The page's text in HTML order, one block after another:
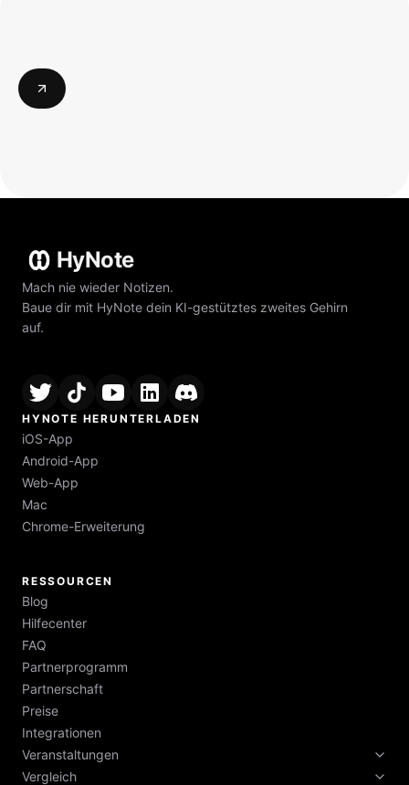
HyNote
Mach nie wieder Notizen.
Baue dir mit HyNote dein KI-gestütztes zweites Gehirn
auf.
HYNOTE HERUNTERLADEN
iOS-App
Android-App
Web-App
Mac
Chrome-Erweiterung
RESSOURCEN
Blog
Hilfecenter
FAQ
Partnerprogramm
Partnerschaft
Preise
Integrationen
Veranstaltungen
Vergleich